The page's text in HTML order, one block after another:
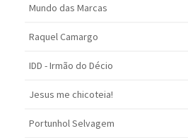
Mundo das Marcas
Raquel Camargo
IDD - Irmão do Décio
Jesus me chicoteia!
Portunhol Selvagem